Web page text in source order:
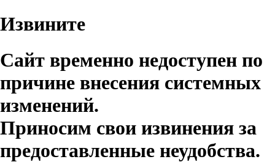
Извините
Сайт временно недоступен по
причине внесения системных
изменений.
Приносим свои извинения за
предоставленные неудобства.